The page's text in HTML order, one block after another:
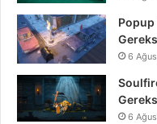
Popup
6
6